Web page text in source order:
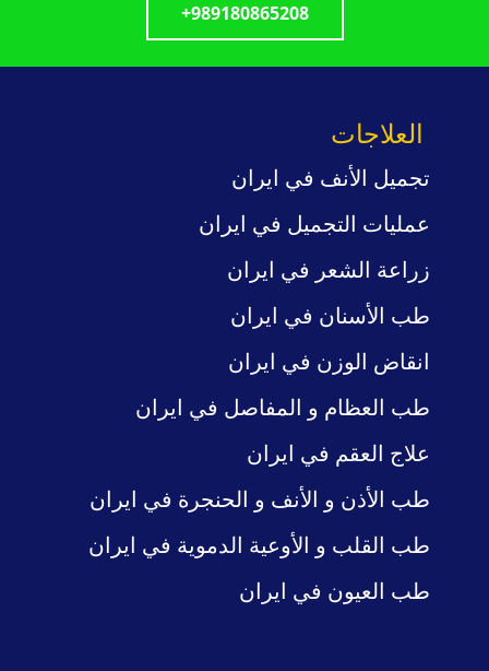
+989180865208
تجميل الأنف في ايران
عمليات التجميل في ايران
زراعة الشعر في ايران
طب الأسنان في ايران
انقاض الوزن في ايران
طب العظام و المفاصل في ايران
علاج العقم في ايران
طب الأذن و الأنف و الحنجرة في ايران
طب القلب و الأوعية الدموية في ايران
طب العيون في ايران